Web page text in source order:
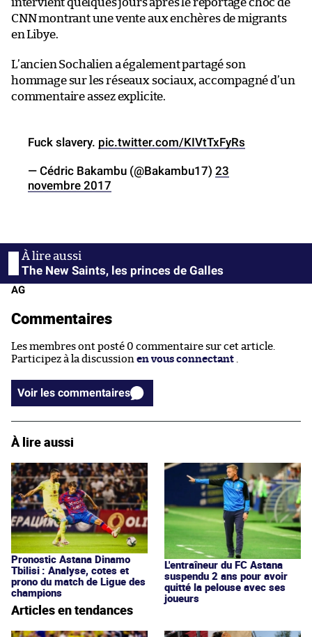
CNN montrant une vente aux enchères de migrants
en Libye.
L’ancien Sochalien a également partagé son
hommage sur les réseaux sociaux, accompagné d’un
commentaire assez explicite.
Fuck slavery. pic.twitter.com/KIVtTxFyRs
— Cédric Bakambu (@Bakambu17) 23
novembre 2017
The New Saints, les princes de Galles
AG
Commentaires
Les membres ont posté 0 commentaire sur cet article.
Participez à la discussion en vous connectant
Voir les commentaires
À lire aussi
Pronostic Astana Dinamo
Tbilisi : Analyse, cotes et
prono du match de Ligue des
champions
L'entraîneur du FC Astana
suspendu 2 ans pour avoir
quitté la pelouse avec ses
joueurs
Articles en tendances